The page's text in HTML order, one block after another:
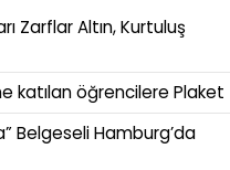
Zarflar Altın, Kurtuluş
katılan öğrencilere Plaket
Belgeseli Hamburg’da